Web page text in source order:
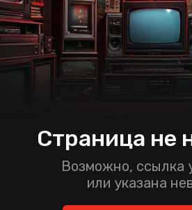
Страница не
Возможно, ссылка
или указана